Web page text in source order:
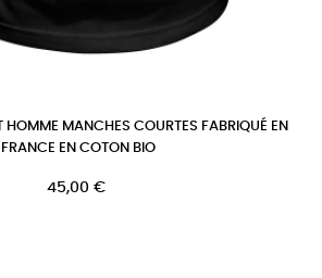
HOMME MANCHES COURTES FABRIQUÉ EN
FRANCE EN COTON BIO
Prix
45,00 €